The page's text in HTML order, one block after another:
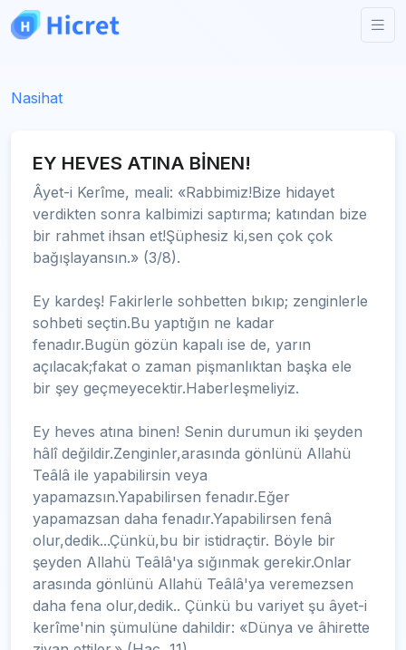
Nasihat
EY HEVES ATINA BİNEN!
Âyet-i Kerîme, meali: «Rabbimiz!Bize hidayet
verdikten sonra kalbimizi saptırma; katından bize
bir rahmet ihsan et!Şüphesiz ki,sen çok çok
bağışlayansın.» (3/8).
Ey kardeş! Fakirlerle sohbetten bıkıp; zenginlerle
sohbeti seçtin.Bu yaptığın ne kadar
fenadır.Bugün gözün kapalı ise de, yarın
açılacak;fakat o zaman pişmanlıktan başka ele
bir şey geçmeyecektir.HaberIeşmeliyiz.
Ey heves atına binen! Senin durumun iki şeyden
hâlî değildir.Zenginler,arasında gönlünü Allahü
Teâlâ ile yapabilirsin veya
yapamazsın.Yapabilirsen fenadır.Eğer
yapamazsan daha fenadır.Yapabilirsen fenâ
olur,dedik...Çünkü,bu bir istidraçtir. Böyle bir
şeyden Allahü Teâlâ'ya sığınmak gerekir.Onlar
arasında gönlünü Allahü Teâlâ'ya veremezsen
daha fena olur,dedik.. Çünkü bu variyet şu âyet-i
kerîme'nin şümulüne dahildir: «Dünya ve âhirette